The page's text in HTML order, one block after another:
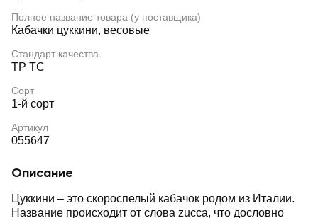
Полное название товара (у поставщика)
Кабачки цуккини, весовые
Стандарт качества
ТР ТС
Сорт
1-й сорт
Артикул
055647
Описание
Цуккини – это скороспелый кабачок родом из Италии.
Название происходит от слова zucca, что дословно